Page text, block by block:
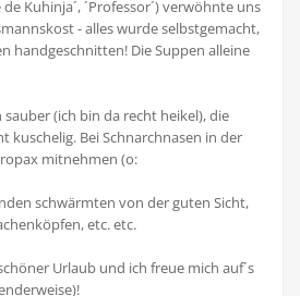
Kuhinja´, ´Professor´) verwöhnte uns
- alles wurde selbstgemacht,
handgeschnitten! Die Suppen alleine
(ich bin da recht heikel), die
kuschelig. Bei Schnarchnasen in der
mitnehmen (o:
schwärmten von der guten Sicht,
etc. etc.
Urlaub und ich freue mich auf´s